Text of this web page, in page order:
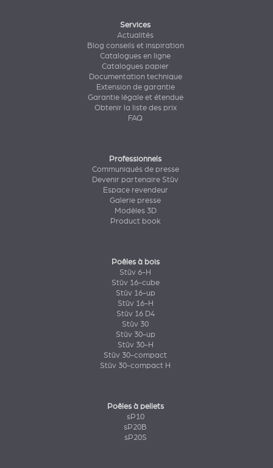
Services
Actualités
Blog conseils et inspiration
Catalogues en ligne
Catalogues papier
Documentation technique
Extension de garantie
Garantie légale et étendue
Obtenir la liste des prix
FAQ
Professionnels
Communiqués de presse
Devenir partenaire Stûv
Espace revendeur
Galerie presse
Modèles 3D
Product book
Poêles à bois
Stûv 6-H
Stûv 16-cube
Stûv 16-up
Stûv 16-H
Stûv 16 D4
Stûv 30
Stûv 30-up
Stûv 30-H
Stûv 30-compact
Stûv 30-compact H
Poêles à pellets
sP10
sP20B
sP20S